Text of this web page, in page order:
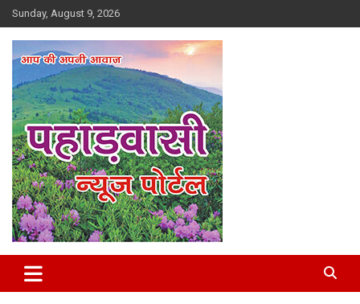
Skip
to
content
Sunday, August 9, 2026
Pahadvasi